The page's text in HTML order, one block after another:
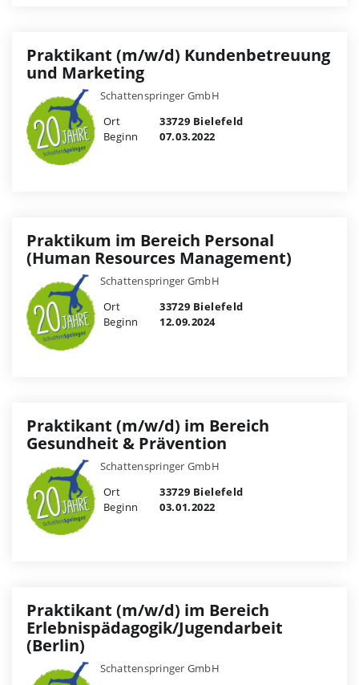
Praktikant (m/w/d) Kundenbetreuung
und Marketing
Schattenspringer GmbH
Ort
33729 Bielefeld
Beginn
07.03.2022
Praktikum im Bereich Personal
(Human Resources Management)
Schattenspringer GmbH
Ort
33729 Bielefeld
Beginn
12.09.2024
Praktikant (m/w/d) im Bereich
Gesundheit & Prävention
Schattenspringer GmbH
Ort
33729 Bielefeld
Beginn
03.01.2022
Praktikant (m/w/d) im Bereich
Erlebnispädagogik/Jugendarbeit
(Berlin)
Schattenspringer GmbH